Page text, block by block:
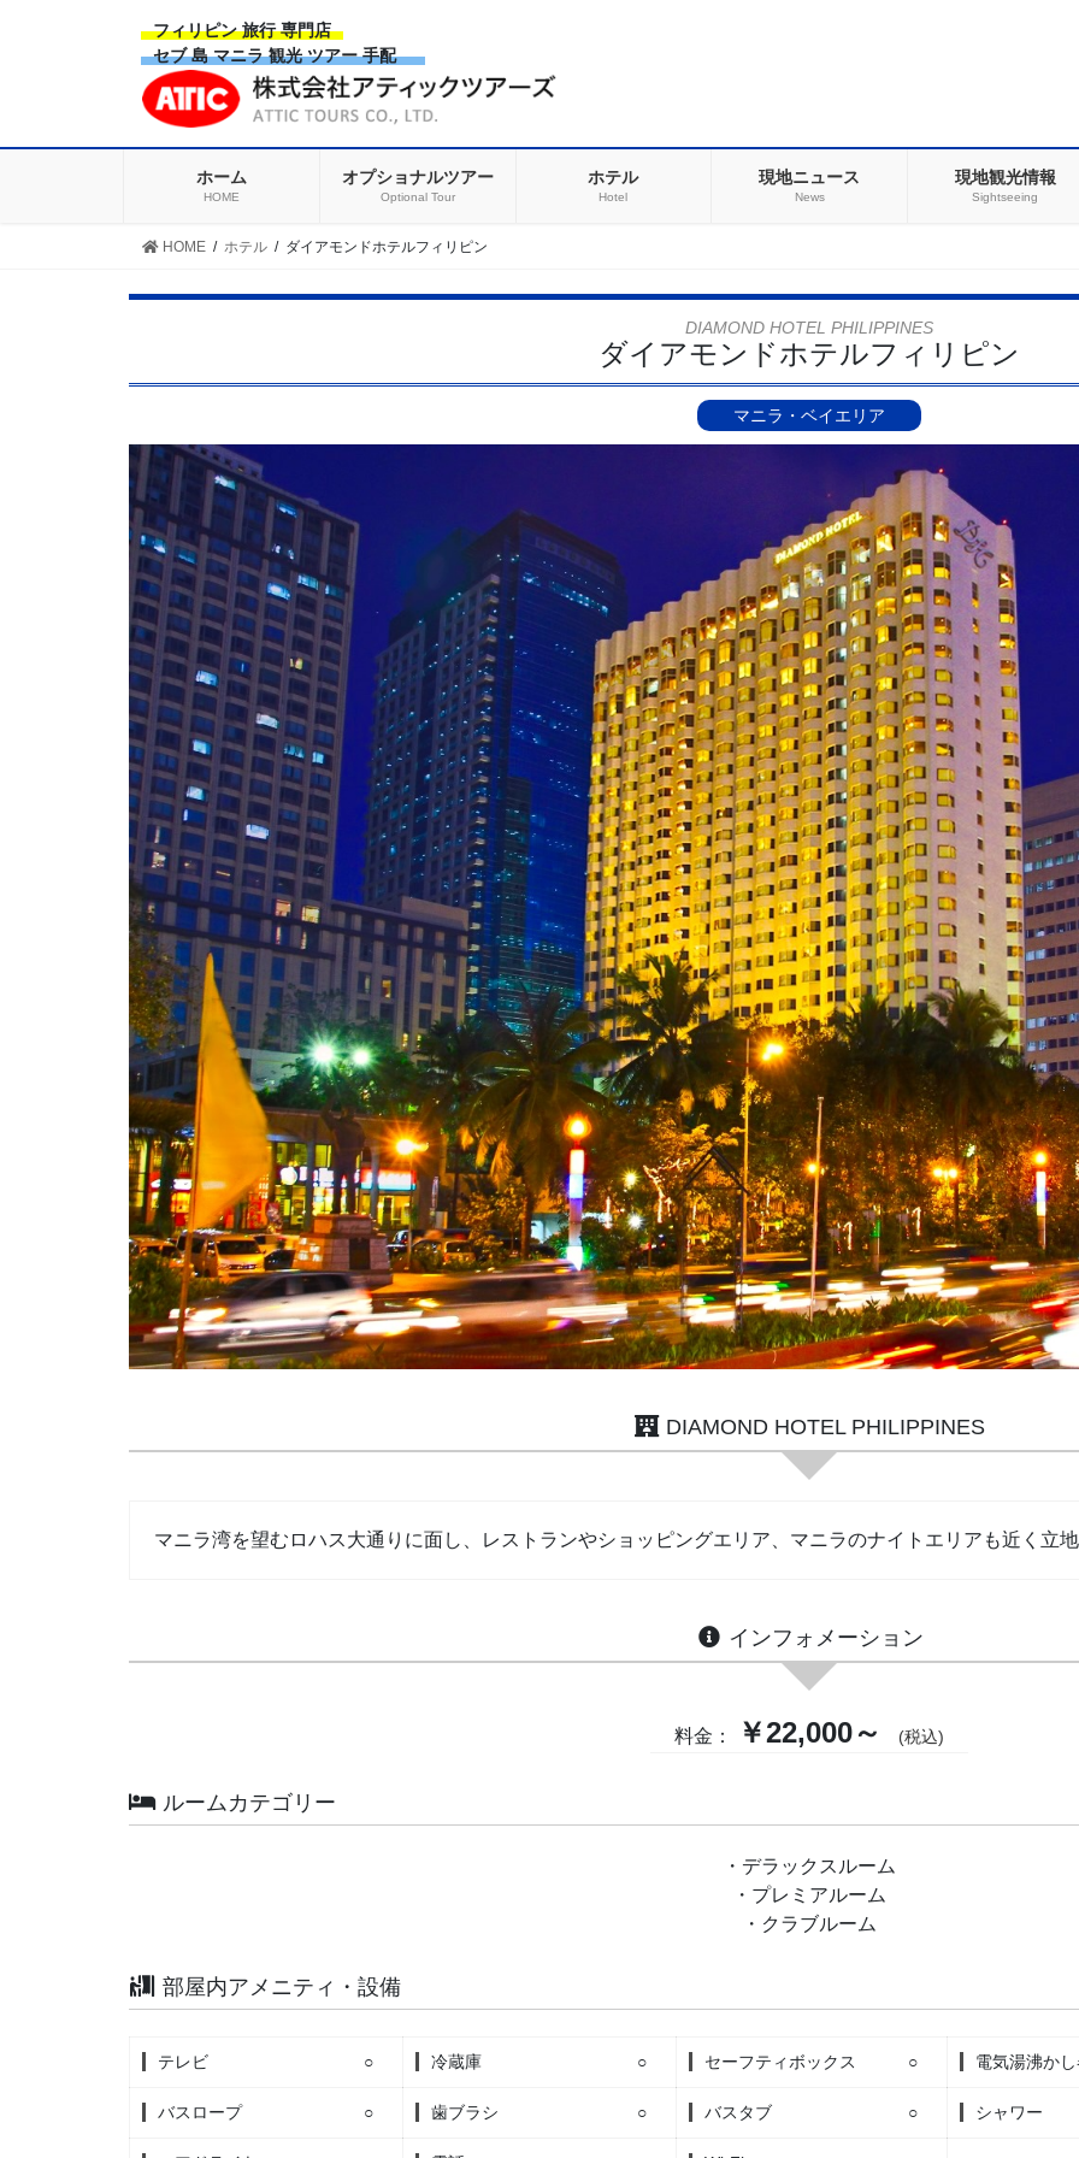
フィリピン 旅行 専門店
セブ 島 マニラ 観光 ツアー 手配
ホーム
HOME
オプショナルツアー
Optional Tour
ホテル
Hotel
現地ニュース
News
現地観光情報
Sightseeing
HOME ホテル ダイアモンドホテルフィリピン
DIAMOND HOTEL PHILIPPINES
ダイアモンドホテルフィリピン
マニラ・ベイエリア
DIAMOND HOTEL PHILIPPINES
マニラ湾を望むロハス大通りに面し、レストランやショッピングエリア、マニラのナイトエリアも近く立
インフォメーション
料金： ￥22,000～ (税込)
ルームカテゴリー
・デラックスルーム
・プレミアルーム
・クラブルーム
部屋内アメニティ・設備
テレビ ○ 冷蔵庫 ○ セーフティボックス ○ 電気湯沸か
バスロープ ○ 歯ブラシ ○ バスタブ ○ シャワー